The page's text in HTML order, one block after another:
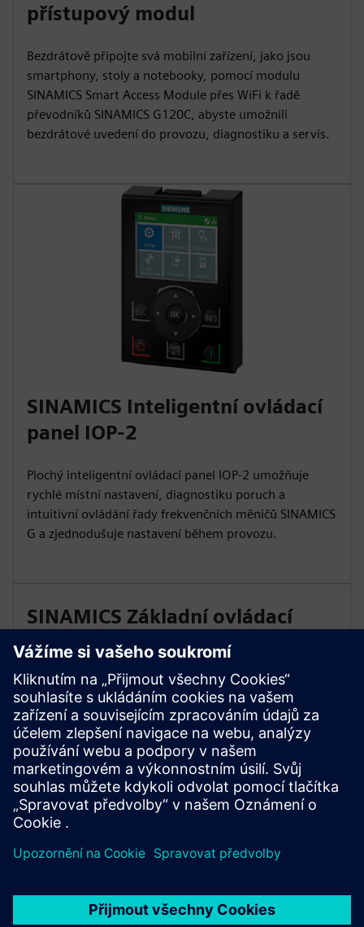
přístupový modul
Bezdrátově připojte svá mobilní zařízení, jako jsou
smartphony, stoly a notebooky, pomocí modulu
SINAMICS Smart Access Module přes WiFi k řadě
převodníků SINAMICS G120C, abyste umožnili
bezdrátové uvedení do provozu, diagnostiku a servis.
SINAMICS Inteligentní ovládací
panel IOP-2
Plochý inteligentní ovládací panel IOP-2 umožňuje
rychlé místní nastavení, diagnostiku poruch a
intuitivní ovládání řady frekvenčních měničů SINAMICS
G a zjednodušuje nastavení během provozu.
SINAMICS Základní ovládací
panel BOP-2
Provoz založený na menu a dvouřádkový displej
základního ovládacího panelu BOP-2 usnadňují místní
uvedení do provozu řady převodníků SINAMICS G120
se současným zobrazením parametru a hodnoty
parametru.